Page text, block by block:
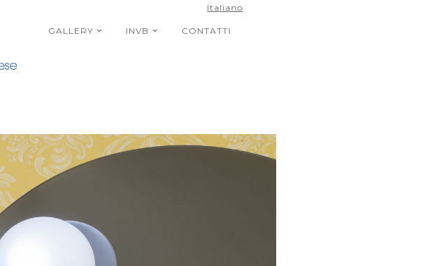
GALLERY INVB CONTATTI
Italiano